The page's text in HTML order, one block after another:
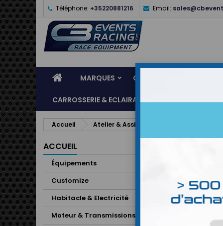
Téléphone: +35220881216 Email:
MARQUES CASQUES
CARROSSERIE & ECLAIRAGE ATELIER &
Accueil Atelier & Assistance Manomètres
ACCUEIL
Équipements
Customize
Habitacle & Electricité
Moteur & Transmissions